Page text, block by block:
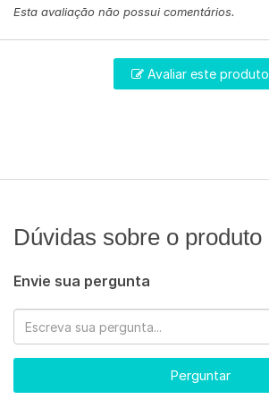
Esta avaliação não possui comentários.
Avaliar este produto
Dúvidas sobre o produto
Envie sua pergunta
Perguntar